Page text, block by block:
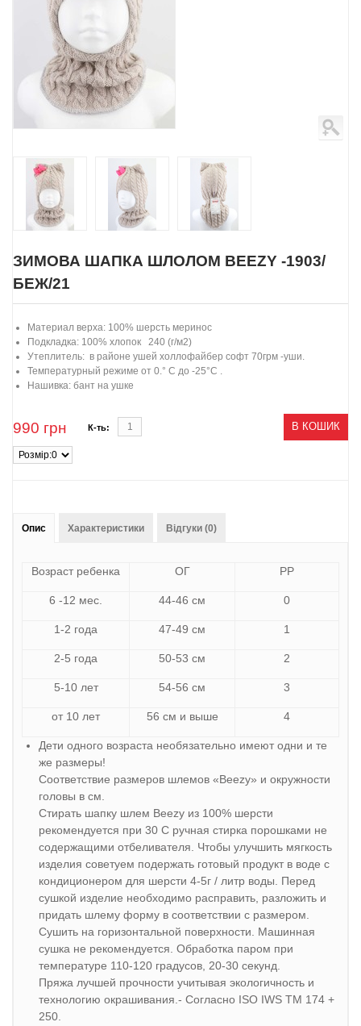
ЗИМОВА ШАПКА ШЛОЛОМ BEEZY -1903/
БЕЖ/21
Материал верха: 100% шерсть меринос
Подкладка: 100% хлопок 240 (г/м2)
Утеплитель: в районе ушей холлофайбер софт 70грм -уши.
Температурный режиме от 0.° С до -25°С .
Нашивка: бант на ушке
990 грн К-ть: В КОШИК
Опис Характеристики Відгуки (0)
Возраст ребенка ОГ РР
6 -12 мес. 44-46 см 0
1-2 года 47-49 см 1
2-5 года 50-53 см 2
5-10 лет 54-56 см 3
от 10 лет 56 см и выше 4
Дети одного возраста необязательно имеют одни и те
же размеры!
Соответствие размеров шлемов «Beezy» и окружности
головы в см.
Стирать шапку шлем Beezy из 100% шерсти
рекомендуется при 30 С ручная стирка порошками не
содержащими отбеливателя. Чтобы улучшить мягкость
изделия советуем подержать готовый продукт в воде с
кондиционером для шерсти 4-5г / литр воды. Перед
сушкой изделие необходимо расправить, разложить и
придать шлему форму в соответствии с размером.
Сушить на горизонтальной поверхности. Машинная
сушка не рекомендуется. Обработка паром при
температуре 110-120 градусов, 20-30 секунд.
Пряжа лучшей прочности учитывая экологичность и
технологию окрашивания.- Согласно ISO IWS TM 174 +
250.